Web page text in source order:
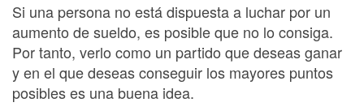
Si una persona no está dispuesta a luchar por un
aumento de sueldo, es posible que no lo consiga.
Por tanto, verlo como un partido que deseas ganar
y en el que deseas conseguir los mayores puntos
posibles es una buena idea.